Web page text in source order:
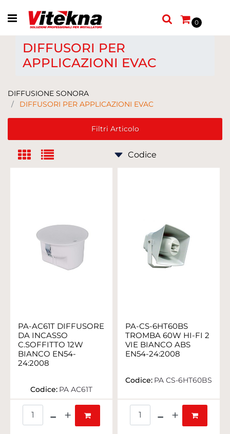
Open menu
0
DIFFUSORI PER
APPLICAZIONI EVAC
DIFFUSIONE SONORA
DIFFUSORI PER APPLICAZIONI EVAC
Filtri Articolo
PA-AC61T DIFFUSORE
DA INCASSO
C.SOFFITTO 12W
BIANCO EN54-
24:2008
Codice: PA AC61T
PA-CS-6HT60BS
TROMBA 60W HI-FI 2
VIE BIANCO ABS
EN54-24:2008
Codice: PA CS-6HT60BS